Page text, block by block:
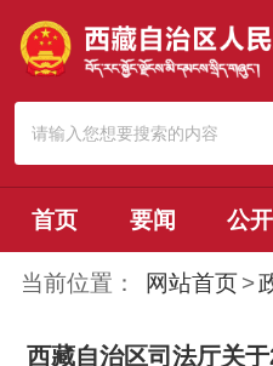
首页 要闻 公开
当前位置： 网站首页 >
西藏自治区司法厅关